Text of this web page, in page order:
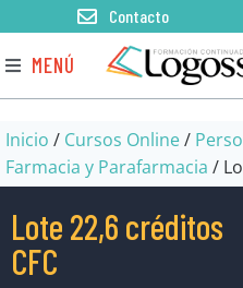
MENÚ
Contacto
Inicio / Cursos Online/
Farmacia y Parafarmacia /
Lote 22,6 créditos
CFC